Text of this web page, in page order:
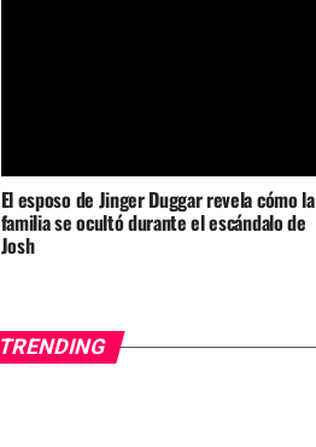
El esposo de Jinger Duggar revela cómo la
familia se ocultó durante el escándalo de
Josh
TRENDING